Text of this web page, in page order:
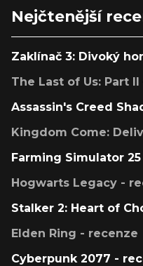
Nejčtenější
Zaklínač 3: Divoký
The Last of Us: Part
Assassin's Creed
Kingdom Come:
Farming Simulator
Hogwarts Legacy -
Stalker 2: Heart of
Elden Ring - recenze
Cyberpunk 2077 -